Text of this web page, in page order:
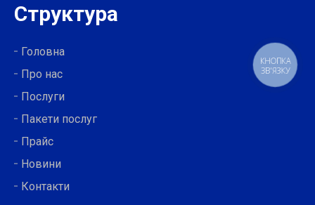
Структура
Головна
Про нас
Послуги
Пакети послуг
Прайс
Новини
Контакти
КНОПКА
ЗВ'ЯЗКУ